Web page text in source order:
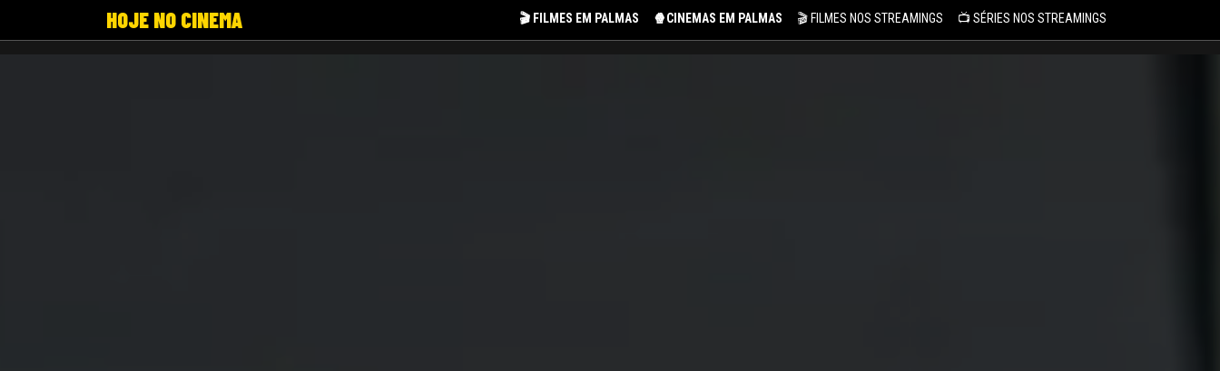
HOJE NO CINEMA 🎬 FILMES EM PALMAS 🍿CINEMAS EM PALMAS 🎬 FILMES NOS STREAMINGS 📺 SÉRIES NOS STREAMINGS